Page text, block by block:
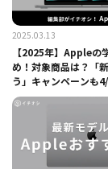
2025.03.13
【2025年】Appleの
め！対象商品は？「
う」キャンペーンも